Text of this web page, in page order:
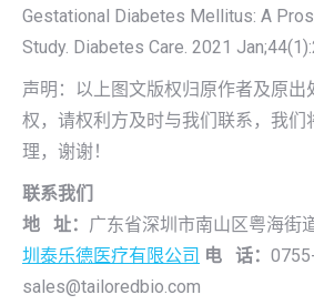
Gestational Diabetes Mellitus: A
Study. Diabetes Care. 2021
声明：以上图文版权归原作者及原出
权，请权利方及时与我们联系，我们
理，谢谢！
联系我们
地 址： 广东省深圳市南山区粤海街
圳泰乐德医疗有限公司 电 话：
sales@tailoredbio.com